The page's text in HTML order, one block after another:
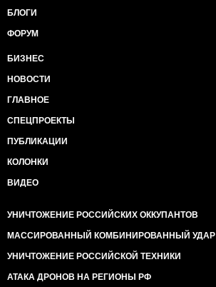
БЛОГИ
ФОРУМ
БИЗНЕС
НОВОСТИ
ГЛАВНОЕ
СПЕЦПРОЕКТЫ
ПУБЛИКАЦИИ
КОЛОНКИ
ВИДЕО
УНИЧТОЖЕНИЕ РОССИЙСКИХ ОККУПАНТОВ
МАССИРОВАННЫЙ КОМБИНИРОВАННЫЙ УДАР
УНИЧТОЖЕНИЕ РОССИЙСКОЙ ТЕХНИКИ
АТАКА ДРОНОВ НА РЕГИОНЫ РФ